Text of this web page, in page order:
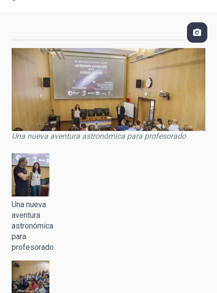
Una nueva aventura astronómica para profesorado
Una nueva
aventura
astronómica
para
profesorado